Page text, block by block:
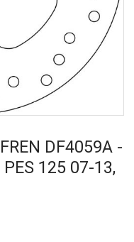
DF4059A -
125 07-13,